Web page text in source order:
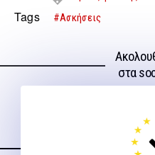
Γερή Καρδιά
Tags #Ασκήσεις
στα